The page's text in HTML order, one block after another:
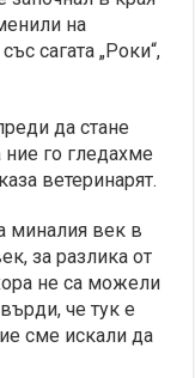
на
сагата „Роки“,
да стане
го гледахме
ветеринарят.
миналия век в
за разлика от
не са можели
че тук е
сме искали да